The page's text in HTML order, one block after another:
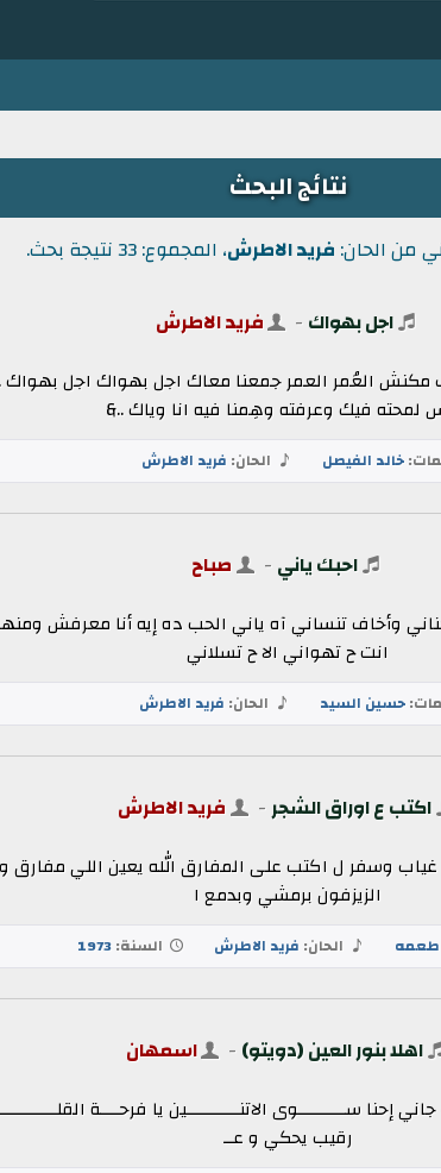
نتائج البحث
من الحان: فريد الاطرش، المجموع: 33 نتيجة بحث.
اجل بهواك - فريد الاطرش
مكنش العُمر العمر جمعنا معاك اجل بهواك اجل
لمحته فيك وعرفته وهِمنا فيه انا وياك ..&
خالد الفيصل الحان: فريد الاطرش
احبك ياني - صباح
وأخاف تنساني آه ياني الحب ده إيه أنا معرفش
انت ح تهواني الا ح تسلاني
حسين السيد الحان: فريد الاطرش
اكتب ع اوراق الشجر- فريد الاطرش
وسفر ل اكتب على المفارق الله يعين اللي مفارق
الزيزفون برمشي وبدمع ا
طعمه الحان: فريد الاطرش السنة:1973
اهلا بنور العين (دويتو) - اسمهان
جاني إحنا ســــــــــوى الاتنـــــــــــين يا فرحــــة
رقيب يحكي و عــ